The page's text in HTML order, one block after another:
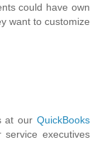
could have own
want to customize
at our QuickBooks
executives